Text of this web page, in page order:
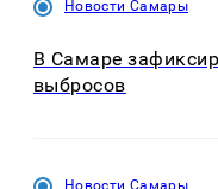
Новости Самары
В Самаре
выбросов